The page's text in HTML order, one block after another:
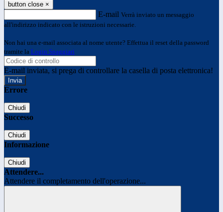
button close ×
E-mail Verrà inviato un messaggio
all'indirizzo indicato con le istruzioni necessarie.
Non hai una e-mail associata al nome utente? Effettua il reset della password
tramite la Login Spaggiari
E-mail inviata, si prega di controllare la casella di posta elettronica!
Errore
Chiudi
Successo
Chiudi
Informazione
Chiudi
Attendere...
Attendere il completamento dell'operazione...